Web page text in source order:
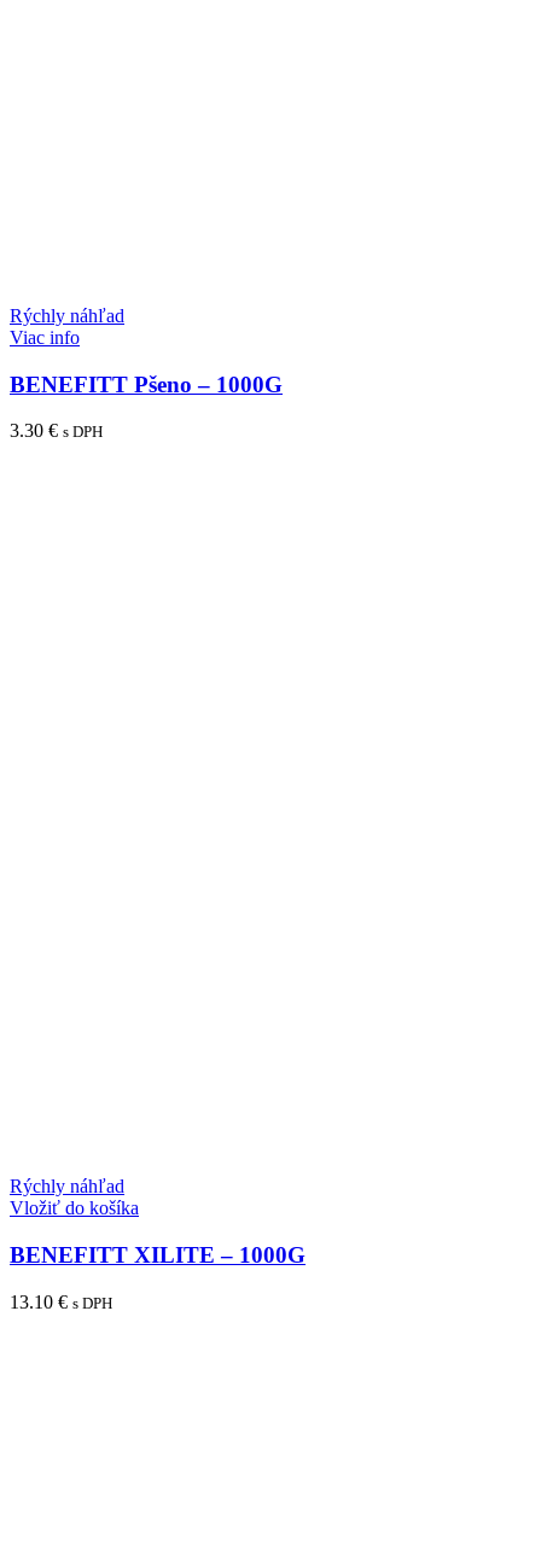
Rýchly náhľad
Viac info
BENEFITT Pšeno – 1000G
3.30 € s DPH
Rýchly náhľad
Vložiť do košíka
BENEFITT XILITE – 1000G
13.10 € s DPH